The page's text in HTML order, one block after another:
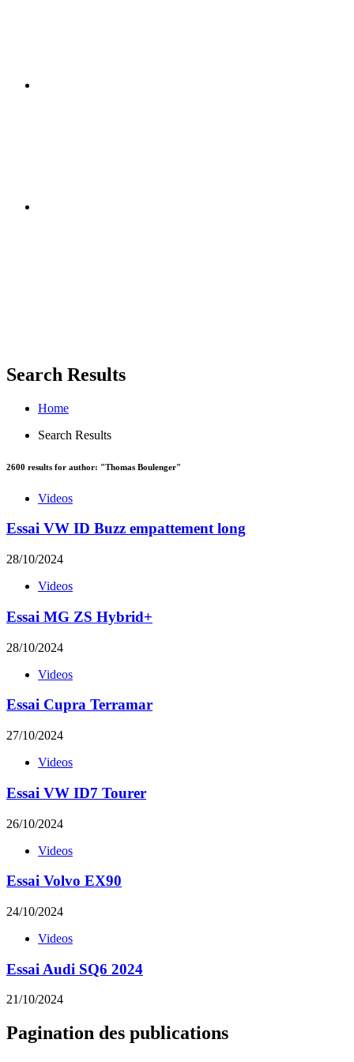
Search Results
Home
Search Results
2600 results for author: "Thomas Boulenger"
Videos
Essai VW ID Buzz empattement long
28/10/2024
Videos
Essai MG ZS Hybrid+
28/10/2024
Videos
Essai Cupra Terramar
27/10/2024
Videos
Essai VW ID7 Tourer
26/10/2024
Videos
Essai Volvo EX90
24/10/2024
Videos
Essai Audi SQ6 2024
21/10/2024
Pagination des publications